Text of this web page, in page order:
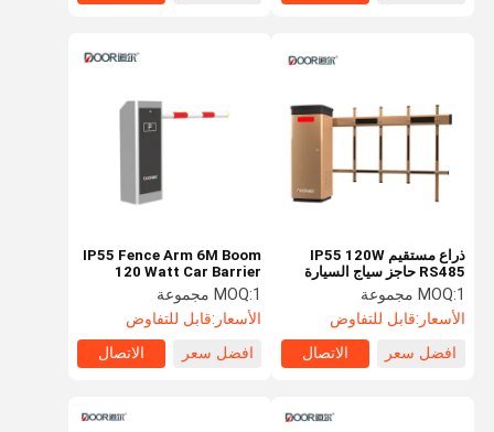
ذراع مستقيم IP55 120W
RS485 حاجز سياج السيارة
MOQ:1 مجموعة
الأسعار:قابل للتفاوض
افضل سعر
الاتصال
IP55 Fence Arm 6M Boom
120 Watt Car Barrier
Gate
MOQ:1 مجموعة
الأسعار:قابل للتفاوض
افضل سعر
الاتصال